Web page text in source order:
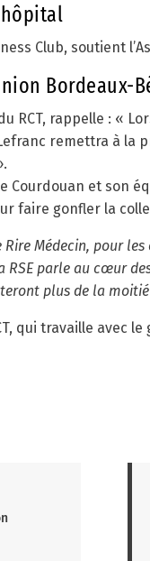
Club, soutient
Bordeaux-
RCT, rappelle : «
remettra à la
Courdouan et son
faire gonfler la
Médecin, pour
RSE parle au cœur
plus de la
qui travaille avec